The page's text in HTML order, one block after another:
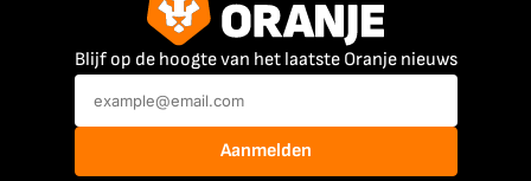
Blijf op de hoogte van het laatste Oranje nieuws
Aanmelden